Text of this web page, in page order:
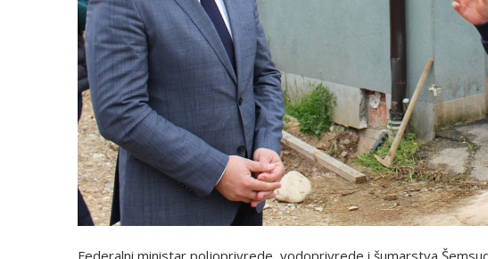
Federalni ministar poljoprivrede, vodoprivrede i šumarstva